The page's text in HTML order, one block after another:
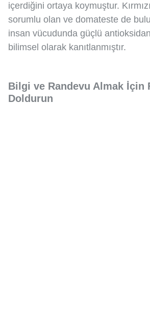
içerdiğini ortaya koymuştur.
sorumlu olan ve domateste de
insan vücudunda güçlü
bilimsel olarak kanıtlanmıştır.
Bilgi ve Randevu Almak İçin
Doldurun